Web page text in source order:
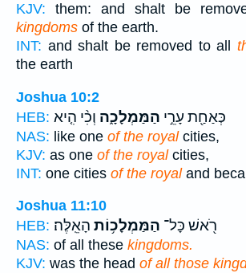
KJV: them: and shalt be
kingdoms of the earth.
INT: and shalt be removed to all
the earth
Joshua 10:2
HEB:
כְּאַחַ֖ת עָרֵ֣י הַמַּמְלָכָ֑ה וְכִ֨י הִ֤יא
NAS: like one of the royalcities,
KJV: as one of the royalcities,
INT: one cities of the royaland
Joshua 11:10
HEB:
רֹ֖אשׁ כָּל־ הַמַּמְלָכ֥וֹת הָאֵֽלֶּה׃
NAS: of all these kingdoms.
KJV: was the head of all those